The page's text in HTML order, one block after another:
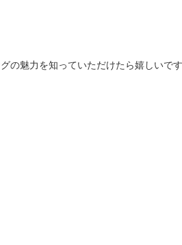
の魅力を知っていただけたら嬉しいで